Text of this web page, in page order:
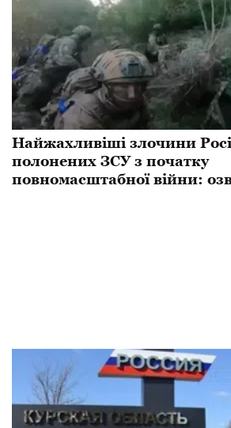
Найжахливіші злочини
полонених ЗСУ з початку
повномасштабної війни: